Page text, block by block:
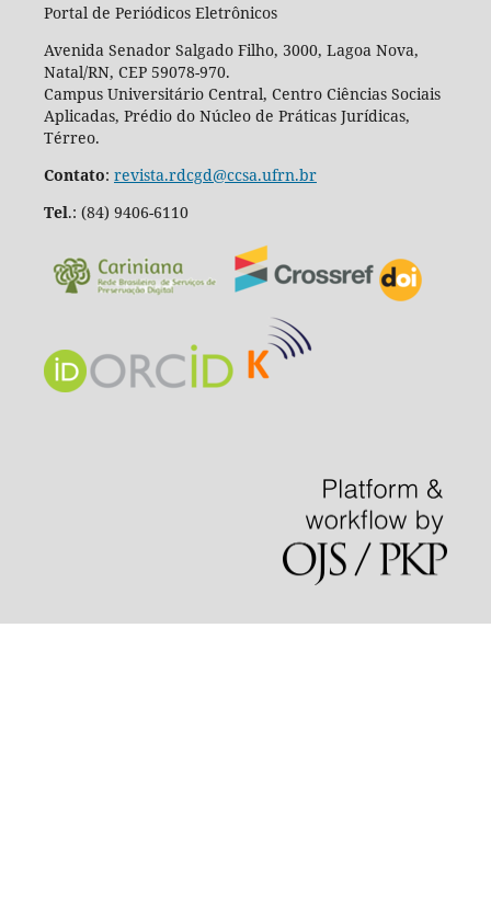
Portal de Periódicos Eletrônicos
Avenida Senador Salgado Filho, 3000, Lagoa Nova,
Natal/RN, CEP 59078-970.
Campus Universitário Central, Centro Ciências Sociais
Aplicadas, Prédio do Núcleo de Práticas Jurídicas,
Térreo.
Contato: revista.rdcgd@ccsa.ufrn.br
Tel.: (84) 9406-6110